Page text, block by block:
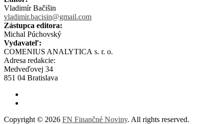
Vladimír Bačišin
vladimir.bacisin@gmail.com
Zástupca editora:
Michal Púchovský
Vydavateľ:
COMENIUS ANALYTICA s. r. o.
Adresa redakcie:
Medveďovej 34
851 04 Bratislava
Copyright © 2026 FN Finančné Noviny. All rights reserved.